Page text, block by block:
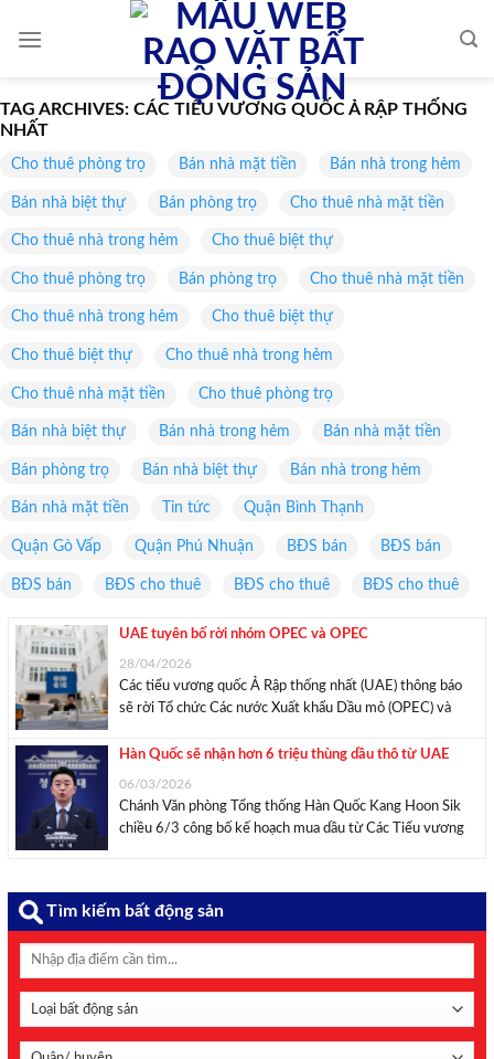
TAG ARCHIVES: CÁC TIỂU VƯƠNG QUỐC Ả RẬP THỐNG
NHẤT
Cho thuê phòng trọ Bán nhà mặt tiền Bán nhà trong hẻm
Bán nhà biệt thự Bán phòng trọ Cho thuê nhà mặt tiền
Cho thuê nhà trong hẻm Cho thuê biệt thự
Cho thuê phòng trọ Bán phòng trọ Cho thuê nhà mặt tiền
Cho thuê nhà trong hẻm Cho thuê biệt thự
Cho thuê biệt thự Cho thuê nhà trong hẻm
Cho thuê nhà mặt tiền Cho thuê phòng trọ
Bán nhà biệt thự Bán nhà trong hẻm Bán nhà mặt tiền
Bán phòng trọ Bán nhà biệt thự Bán nhà trong hẻm
Bán nhà mặt tiền Tin tức Quận Bình Thạnh
Quận Gò Vấp Quận Phú Nhuận BĐS bán BĐS bán
BĐS bán BĐS cho thuê BĐS cho thuê BĐS cho thuê
UAE tuyên bố rời nhóm OPEC và OPEC
28/04/2026
Các tiểu vương quốc Ả Rập thống nhất (UAE) thông báo
sẽ rời Tổ chức Các nước Xuất khẩu Dầu mỏ (OPEC) và
quá trình rà soát toàn diện chính sách sản xuất ...
Hàn Quốc sẽ nhận hơn 6 triệu thùng dầu thô từ UAE
06/03/2026
Chánh Văn phòng Tổng thống Hàn Quốc Kang Hoon Sik
chiều 6/3 công bố kế hoạch mua dầu từ Các Tiểu vương
...
Tìm kiếm bất động sản